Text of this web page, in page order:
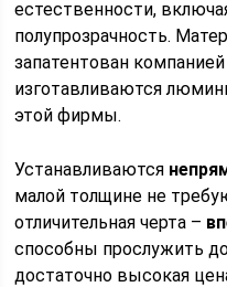
естественности,
полупрозрачность.
запатентован
изготавливаются
этой фирмы.
Устанавливаются
малой толщине не
отличительная черта –
способны прослужить
достаточно высокая